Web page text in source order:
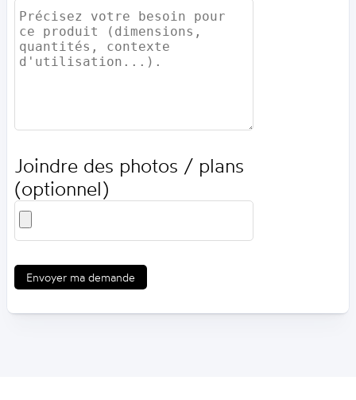
Joindre des photos / plans
(optionnel)
Envoyer ma demande